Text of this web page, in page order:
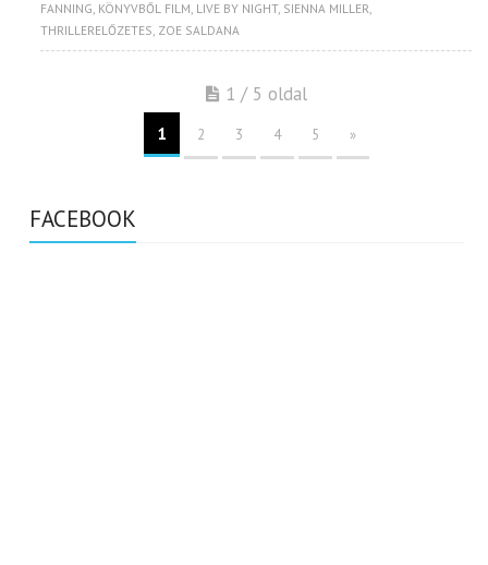
FANNING KÖNYVBŐL FILM LIVE BY NIGHT, SIENNA MILLER
THRILLERELŐZETES ZOE SALDANA
1 / 5 oldal
1 2 3 4 5 »
FACEBOOK